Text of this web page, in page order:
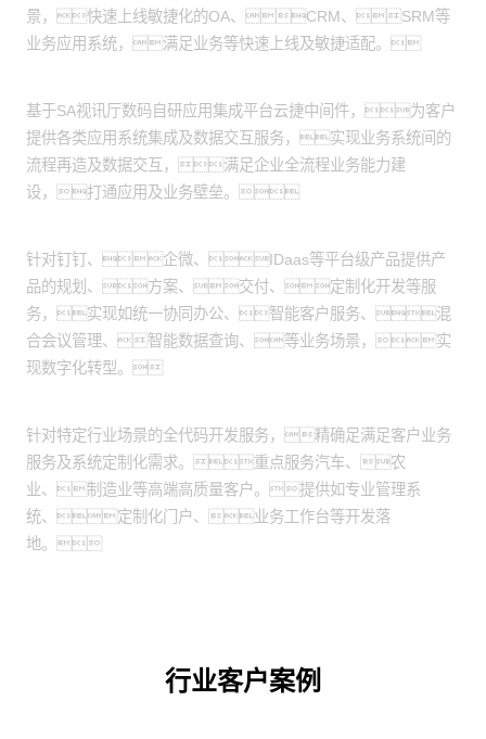
景，快速上线敏捷化的OA、CRM、SRM等
业务应用系统，满足业务等快速上线及敏捷适配。
基于SA视讯厅数码自研应用集成平台云捷中间件，为客户
提供各类应用系统集成及数据交互服务，实现业务系统间的
流程再造及数据交互，满足企业全流程业务能力建
设，打通应用及业务壁垒。
针对钉钉、企微、IDaas等平台级产品提供产
品的规划、方案、交付、定制化开发等服
务，实现如统一协同办公、智能客户服务、混
合会议管理、智能数据查询、等业务场景，实
现数字化转型。
针对特定行业场景的全代码开发服务，精确足满足客户业务
服务及系统定制化需求。重点服务汽车、农
业、制造业等高端高质量客户。提供如专业管理系
统、定制化门户、业务工作台等开发落
地。
行业客户案例